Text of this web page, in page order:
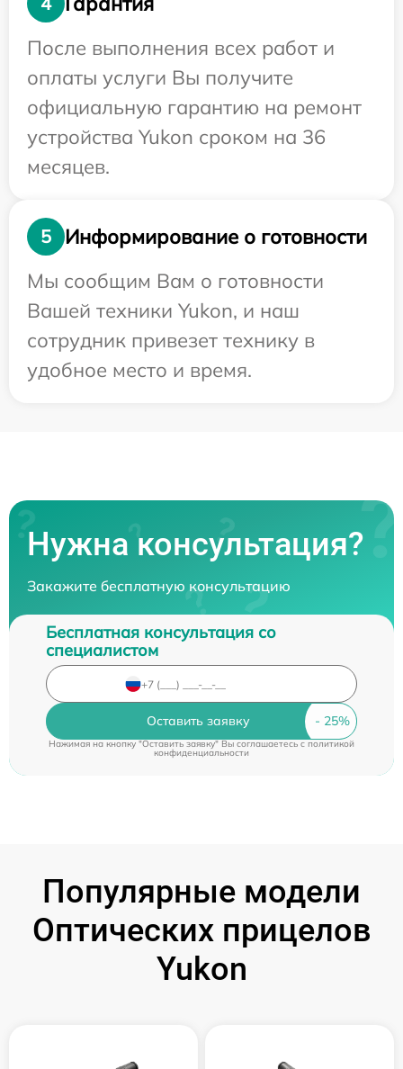
После выполнения всех работ и
оплаты услуги Вы получите
официальную гарантию на ремонт
устройства Yukon сроком на 36
месяцев.
5
Информирование о готовности
Мы сообщим Вам о готовности
Вашей техники Yukon, и наш
сотрудник привезет технику в
удобное место и время.
Нужна консультация?
Закажите бесплатную консультацию
Бесплатная консультация со
специалистом
Оставить заявку
Нажимая на кнопку "Оставить заявку" Вы соглашаетесь cполитикой
конфиденциальности
Популярные модели
Оптических прицелов
Yukon